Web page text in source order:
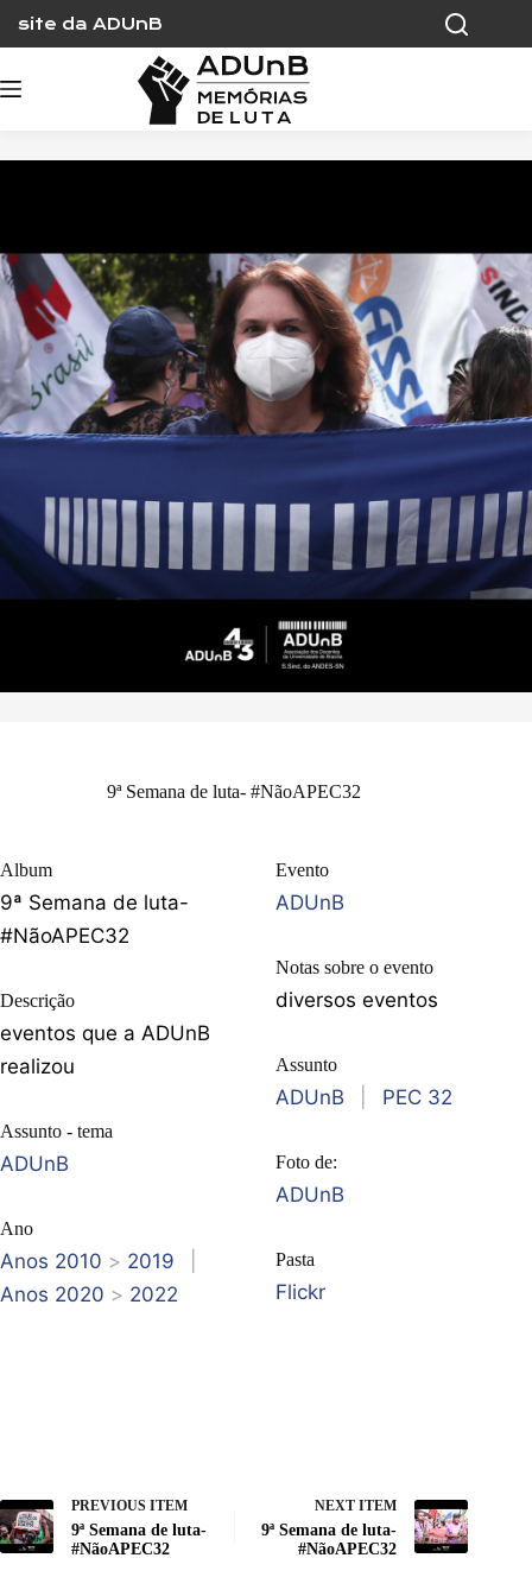
content
site da ADUnB
9ª Semana de luta- #NãoAPEC32
Album
9ª Semana de luta-
#NãoAPEC32
Descrição
eventos que a ADUnB
realizou
Assunto - tema
ADUnB
Ano
Anos 2010 > 2019
Anos 2020 > 2022
Evento
ADUnB
Notas sobre o evento
diversos eventos
Assunto
ADUnB PEC 32
Foto de:
ADUnB
Pasta
Flickr
PREVIOUS ITEM
9ª Semana de luta-
#NãoAPEC32
NEXT ITEM
9ª Semana de luta-
#NãoAPEC32